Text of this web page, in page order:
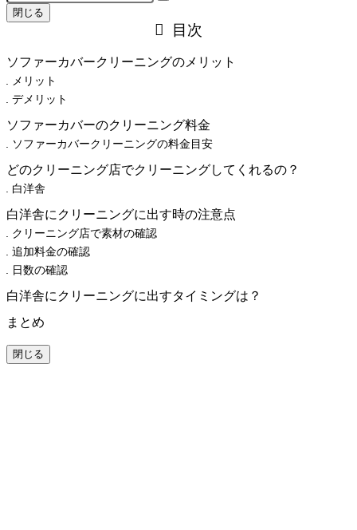
閉じる
目次
ソファーカバークリーニングのメリット
メリット
デメリット
ソファーカバーのクリーニング料金
ソファーカバークリーニングの料金目安
どのクリーニング店でクリーニングしてくれるの？
白洋舎
白洋舎にクリーニングに出す時の注意点
クリーニング店で素材の確認
追加料金の確認
日数の確認
白洋舎にクリーニングに出すタイミングは？
まとめ
閉じる